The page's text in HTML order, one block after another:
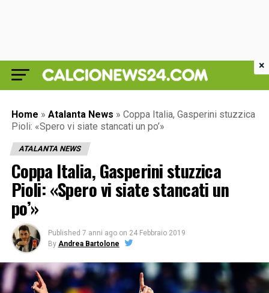
Home » Atalanta News » Coppa Italia, Gasperini stuzzica
Pioli: «Spero vi siate stancati un po’»
ATALANTA NEWS
Coppa Italia, Gasperini stuzzica
Pioli: «Spero vi siate stancati un
po’»
Published 7 anni ago on 24 Febbraio 2019
By Andrea Bartolone
×